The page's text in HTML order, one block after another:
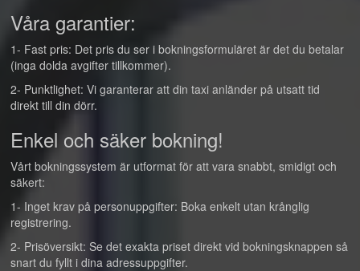
Våra garantier:
1- Fast pris: Det pris du ser i bokningsformuläret är det du betalar
(inga dolda avgifter tillkommer).
2- Punktlighet: Vi garanterar att din taxi anländer på utsatt tid
direkt till din dörr.
Enkel och säker bokning!
Vårt bokningssystem är utformat för att vara snabbt, smidigt och
säkert:
1- Inget krav på personuppgifter: Boka enkelt utan krånglig
registrering.
2- Prisöversikt: Se det exakta priset direkt vid bokningsknappen så
snart du fyllt i dina adressuppgifter.